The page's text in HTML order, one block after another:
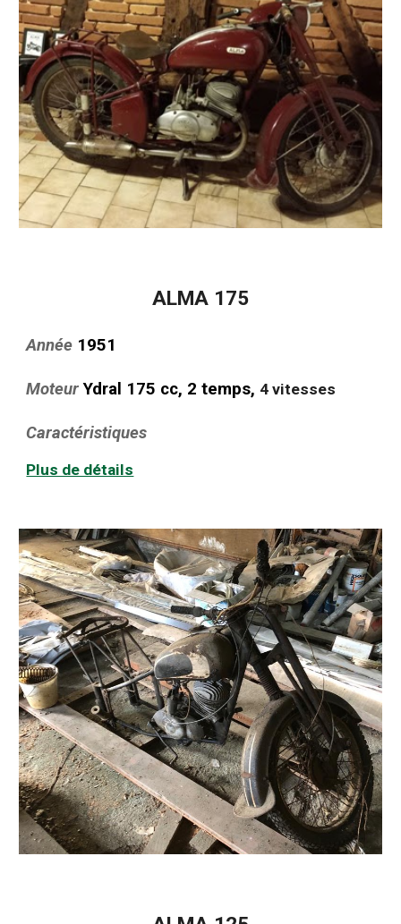
ALMA 175
Année 1951
MoteurYdral 175 cc, 2 temps, 4 vitesses
Caractéristiques
Plus de détails